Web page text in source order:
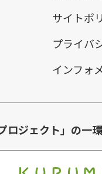
サイトポ
プライバ
インフォ
ロジェクト」の一